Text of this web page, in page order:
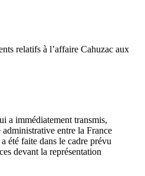
relatifs à l’affaire Cahuzac aux
a immédiatement transmis,
administrative entre la France
été faite dans le cadre prévu
devant la représentation